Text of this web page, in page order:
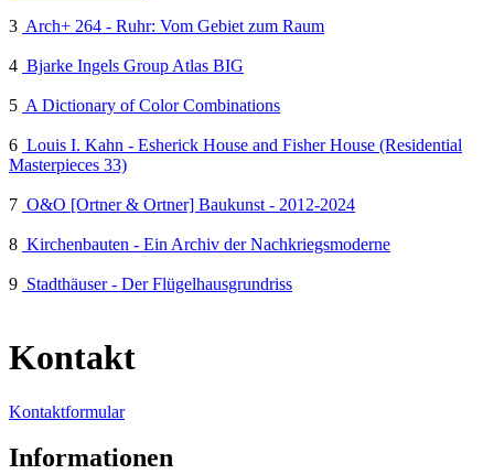
3 Arch+ 264 - Ruhr: Vom Gebiet zum Raum
4 Bjarke Ingels Group Atlas BIG
5 A Dictionary of Color Combinations
6 Louis I. Kahn - Esherick House and Fisher House (Residential
Masterpieces 33)
7 O&O [Ortner & Ortner] Baukunst - 2012-2024
8 Kirchenbauten - Ein Archiv der Nachkriegsmoderne
9 Stadthäuser - Der Flügelhausgrundriss
Kontakt
Kontaktformular
Informationen